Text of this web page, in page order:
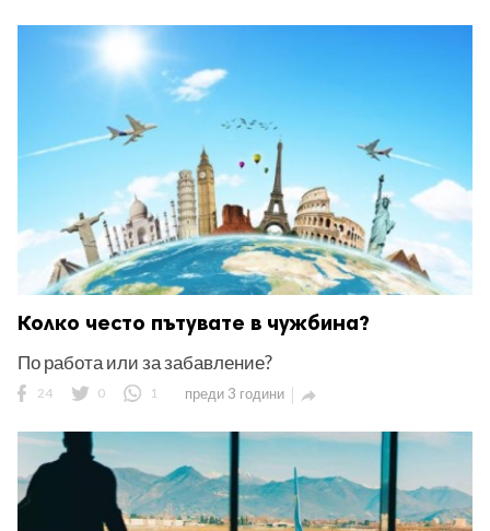
Колко често пътувате в чужбина?
По работа или за забавление?
24 0 1 преди 3 години 